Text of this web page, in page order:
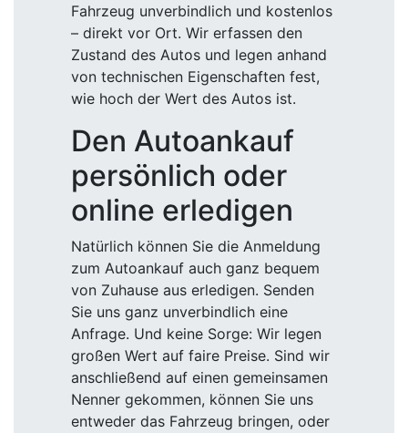
Fahrzeug unverbindlich und kostenlos
– direkt vor Ort. Wir erfassen den
Zustand des Autos und legen anhand
von technischen Eigenschaften fest,
wie hoch der Wert des Autos ist.
Den Autoankauf
persönlich oder
online erledigen
Natürlich können Sie die Anmeldung
zum Autoankauf auch ganz bequem
von Zuhause aus erledigen. Senden
Sie uns ganz unverbindlich eine
Anfrage. Und keine Sorge: Wir legen
großen Wert auf faire Preise. Sind wir
anschließend auf einen gemeinsamen
Nenner gekommen, können Sie uns
entweder das Fahrzeug bringen, oder